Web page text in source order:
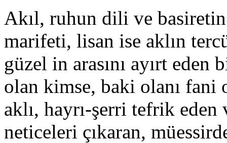
Akıl, ruhun dili ve
marifeti, lisan ise aklın
güzel in arasını ayırt
olan kimse, baki olanı fani
aklı, hayrı-şerri tefrik
neticeleri çıkaran,